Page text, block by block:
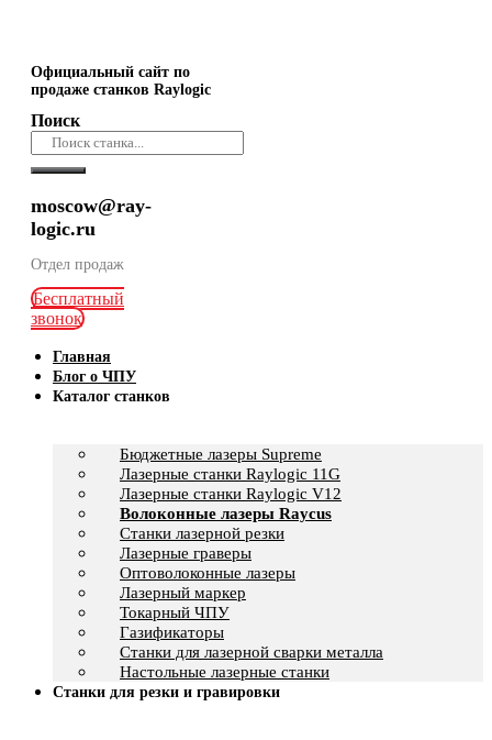
Официальный сайт по
продаже станков Raylogic
Поиск
moscow@ray-
logic.ru
Отдел продаж
Бесплатный
звонок
Главная
Блог о ЧПУ
Каталог станков
Бюджетные лазеры Supreme
Лазерные станки Raylogic 11G
Лазерные станки Raylogic V12
Волоконные лазеры Raycus
Станки лазерной резки
Лазерные граверы
Оптоволоконные лазеры
Лазерный маркер
Токарный ЧПУ
Газификаторы
Cтанки для лазерной сварки металла
Настольные лазерные станки
Станки для резки и гравировки